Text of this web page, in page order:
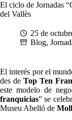
El ciclo de Jornadas
del Vallès
25 de
Blog,
El interés por el
des de Top Ten
este modelo de
franquicias” se
Museu Abelló de